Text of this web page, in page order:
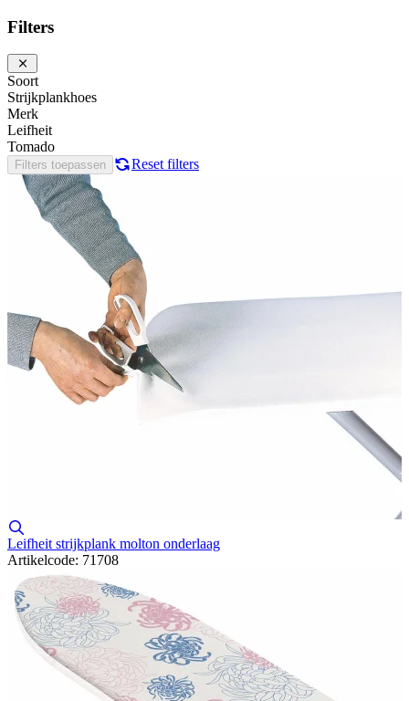
Filters
Soort
Strijkplankhoes
Merk
Leifheit
Tomado
Filters toepassen Reset filters
Leifheit strijkplank molton onderlaag
Artikelcode: 71708